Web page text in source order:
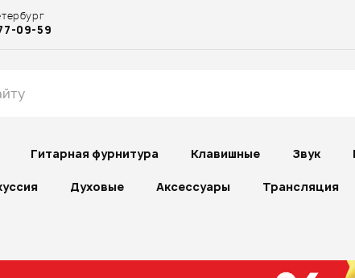
09-59
Гитарная фурнитура Клавишные Звук
Духовые Аксессуары Трансляция